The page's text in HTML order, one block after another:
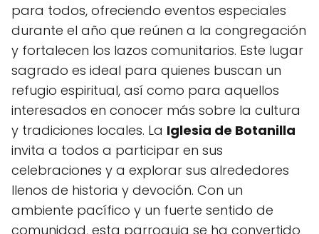
para todos, ofreciendo eventos especiales
durante el año que reúnen a la congregación
y fortalecen los lazos comunitarios. Este lugar
sagrado es ideal para quienes buscan un
refugio espiritual, así como para aquellos
interesados en conocer más sobre la cultura
y tradiciones locales. La Iglesia de Botanilla
invita a todos a participar en sus
celebraciones y a explorar sus alrededores
llenos de historia y devoción. Con un
ambiente pacífico y un fuerte sentido de
comunidad, esta parroquia se ha convertido